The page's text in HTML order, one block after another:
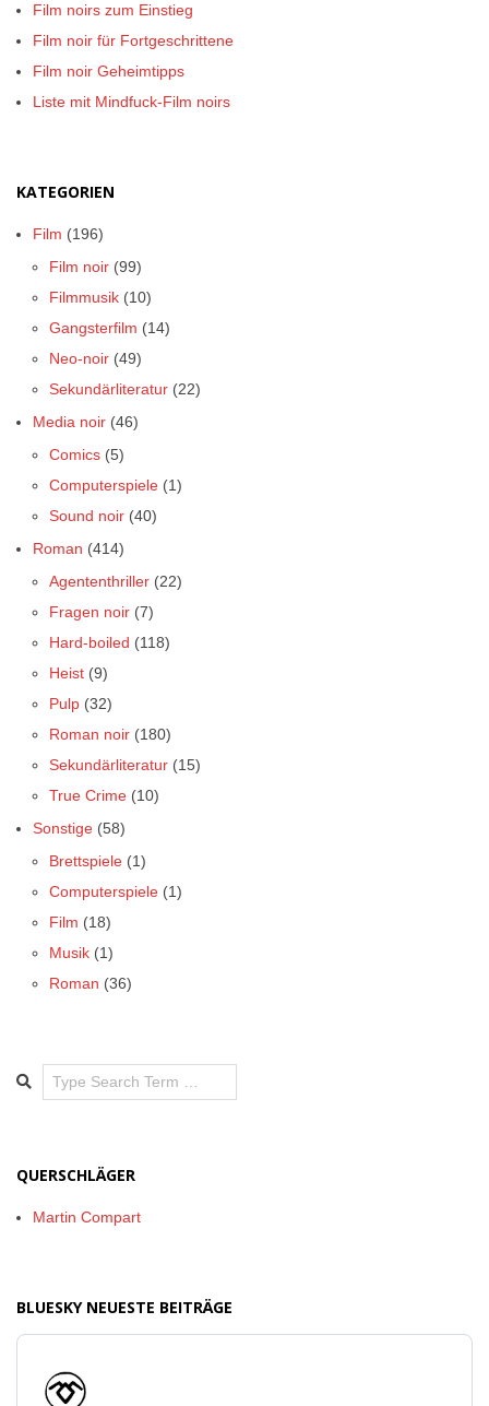
Film noirs zum Einstieg
Film noir für Fortgeschrittene
Film noir Geheimtipps
Liste mit Mindfuck-Film noirs
KATEGORIEN
Film (196)
Film noir (99)
Filmmusik (10)
Gangsterfilm (14)
Neo-noir (49)
Sekundärliteratur (22)
Media noir (46)
Comics (5)
Computerspiele (1)
Sound noir (40)
Roman (414)
Agententhriller (22)
Fragen noir (7)
Hard-boiled (118)
Heist (9)
Pulp (32)
Roman noir (180)
Sekundärliteratur (15)
True Crime (10)
Sonstige (58)
Brettspiele (1)
Computerspiele (1)
Film (18)
Musik (1)
Roman (36)
Search
QUERSCHLÄGER
Martin Compart
BLUESKY NEUESTE BEITRÄGE
Beitrag
von